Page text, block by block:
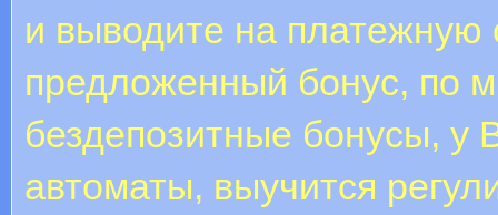
и выводите на платежную
предложенный бонус, по
бездепозитные бонусы, у
автоматы, выучится